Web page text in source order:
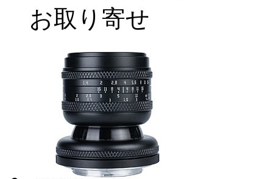
お取り寄せ